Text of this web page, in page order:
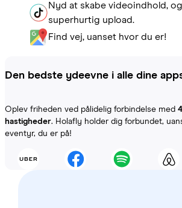
Nyd at skabe videoindhold,
superhurtig upload.
Find vej, uanset hvor du er!
Den bedste ydeevne i alle dine
Oplev friheden ved pålidelig forbindelse med
hastigheder. Holafly holder dig forbundet,
eventyr, du er på!